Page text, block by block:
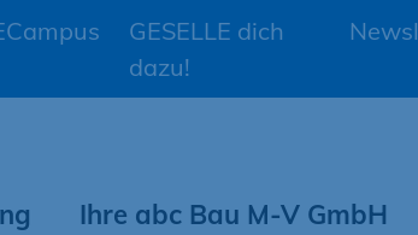
GESELLE dich
dazu!
Ihre abc Bau M-V GmbH